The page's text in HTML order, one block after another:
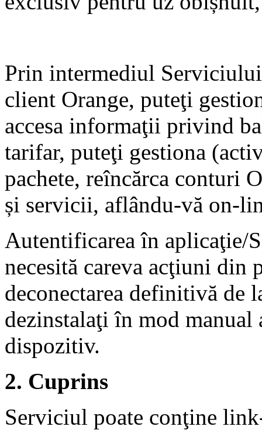
Prin intermediul
client Orange, puteţi
accesa informaţii privind
tarifar, puteţi gestiona
pachete, reîncărca conturi
și servicii, aflându-vă on-
Autentificarea în aplicaţie/
necesită careva acţiuni din
deconectarea definitivă de
dezinstalaţi în mod
dispozitiv.
2. Cuprins
Serviciul poate conţine